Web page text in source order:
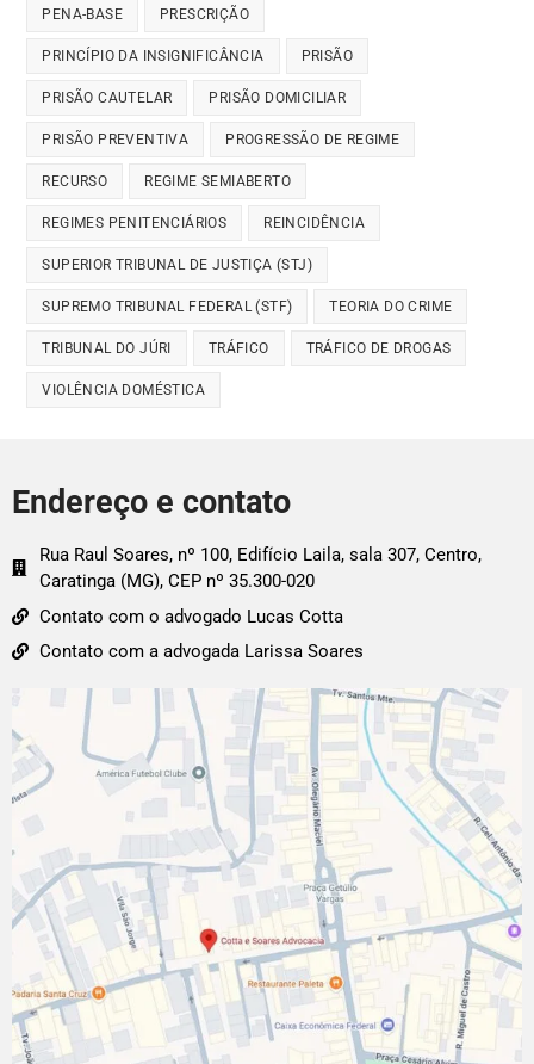
PENA-BASE PRESCRIÇÃO
PRINCÍPIO DA INSIGNIFICÂNCIA PRISÃO
PRISÃO CAUTELAR PRISÃO DOMICILIAR
PRISÃO PREVENTIVA PROGRESSÃO DE REGIME
RECURSO REGIME SEMIABERTO
REGIMES PENITENCIÁRIOS REINCIDÊNCIA
SUPERIOR TRIBUNAL DE JUSTIÇA (STJ)
SUPREMO TRIBUNAL FEDERAL (STF) TEORIA DO CRIME
TRIBUNAL DO JÚRI TRÁFICO TRÁFICO DE DROGAS
VIOLÊNCIA DOMÉSTICA
Endereço e contato
Rua Raul Soares, nº 100, Edifício Laila, sala 307, Centro,
Caratinga (MG), CEP nº 35.300-020
Contato com o advogado Lucas Cotta
Contato com a advogada Larissa Soares